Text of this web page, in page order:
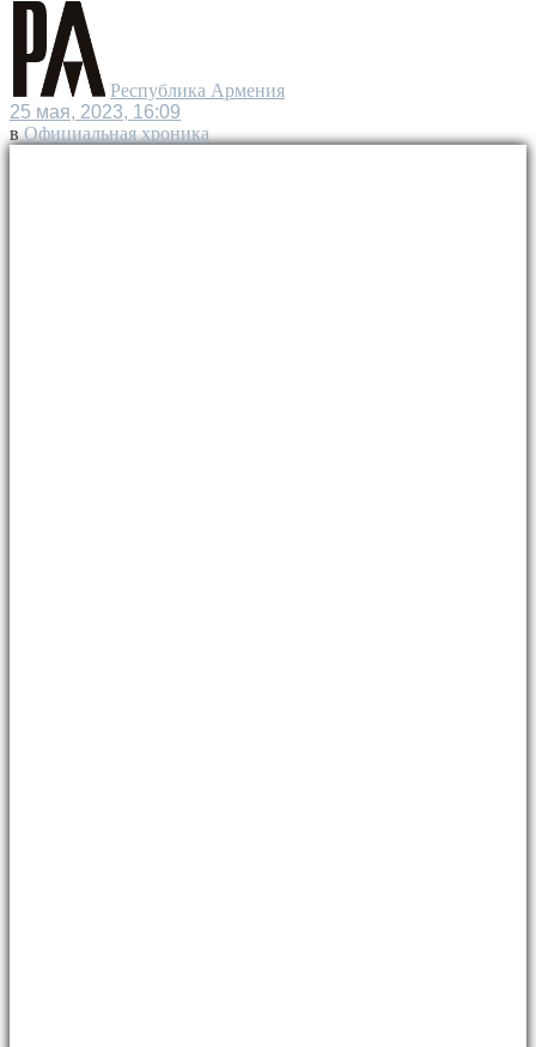
Республика Армения
25 мая, 2023, 16:09
в Официальная хроника